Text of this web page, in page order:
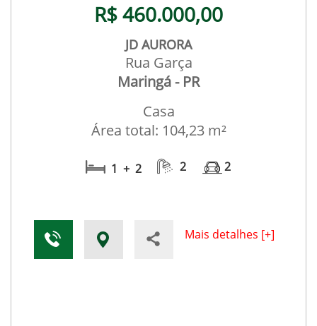
R$ 460.000,00
JD AURORA
Rua Garça
Maringá - PR
Casa
Área total: 104,23 m²
1 + 2 2 2
Mais detalhes [+]